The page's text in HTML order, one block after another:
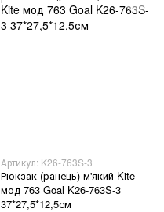
Артикул: K26-763S-3
Рюкзак (ранець) м'який Kite
мод 763 Goal K26-763S-3
37*27,5*12,5см